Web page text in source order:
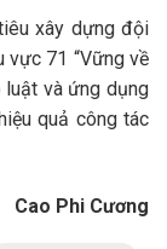
xây dựng đội
vực 71 “Vững về
luật và ứng dụng
quả công tác
Cao Phi Cương